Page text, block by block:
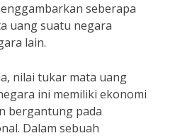
seberapa
uang suatu negara
lain.
nilai tukar mata uang
ini memiliki ekonomi
bergantung pada
Dalam sebuah